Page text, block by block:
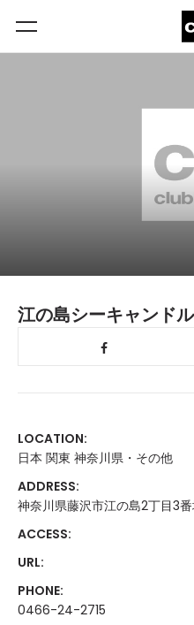
江の島シーキャンド
LOCATION:
日本 関東 神奈川県・その他
ADDRESS:
神奈川県藤沢市江の島2丁目3
ACCESS:
URL:
PHONE:
0466-24-2715